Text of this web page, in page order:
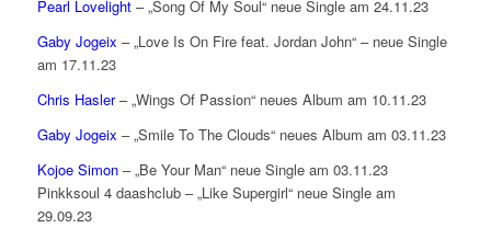
Pearl Lovelight– „Song Of My Soul“ neue Single am 24.11.23
Gaby Jogeix – „Love Is On Fire feat. Jordan John“ – neue Single
am 17.11.23
Chris Hasler– „Wings Of Passion“ neues Album am 10.11.23
Gaby Jogeix – „Smile To The Clouds“ neues Album am 03.11.23
Kojoe Simon– „Be Your Man“ neue Single am 03.11.23
Pinkksoul 4 daashclub – „Like Supergirl“ neue Single am
29.09.23